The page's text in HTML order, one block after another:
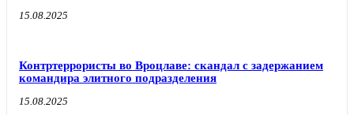
15.08.2025
Контртеррористы во Вроцлаве: скандал с задержанием
командира элитного подразделения
15.08.2025